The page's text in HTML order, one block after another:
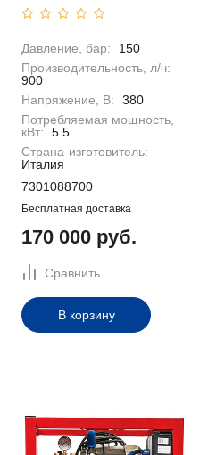
Давление, бар:
150
Производительность, л/ч:
900
Напряжение, В:
380
Потребляемая мощность,
кВт:
5.5
Страна-изготовитель:
Италия
7301088700
Бесплатная доставка
170 000 руб.
Сравнить
В корзину